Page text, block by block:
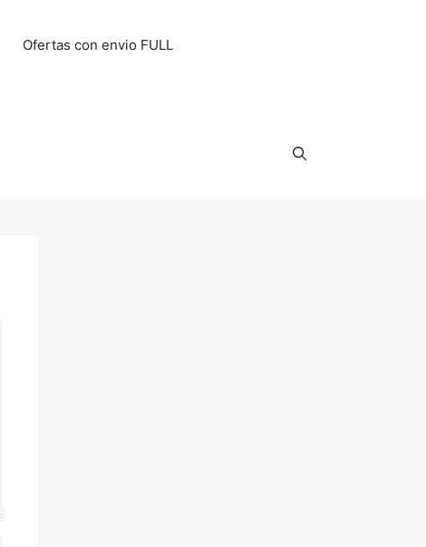
Ofertas con envio FULL